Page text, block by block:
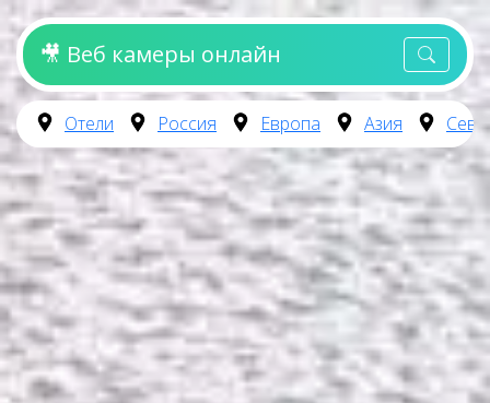
🎥 Веб камеры онлайн
Отели Россия Европа Азия